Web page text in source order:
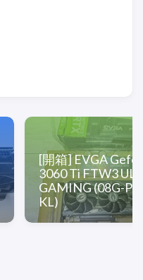
[開箱] EVGA
3060 Ti FTW3
GAMING (08G-
KL)